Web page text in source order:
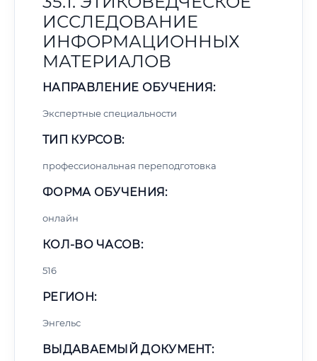
ИССЛЕДОВАНИЕ
ИНФОРМАЦИОННЫХ
МАТЕРИАЛОВ
НАПРАВЛЕНИЕ ОБУЧЕНИЯ:
Экспертные специальности
ТИП КУРСОВ:
профессиональная переподготовка
ФОРМА ОБУЧЕНИЯ:
онлайн
КОЛ-ВО ЧАСОВ:
516
РЕГИОН:
Энгельс
ВЫДАВАЕМЫЙ ДОКУМЕНТ: